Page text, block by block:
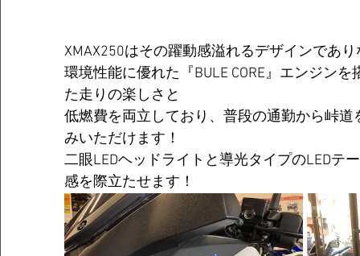
XMAX250はその躍動感溢れるデザインであ
環境性能に優れた『BULE CORE』エンジン
た走りの楽しさと
低燃費を両立しており、普段の通勤から峠
みいただけます！
二眼LEDヘッドライトと導光タイプのLEDテ
感を際立たせます！